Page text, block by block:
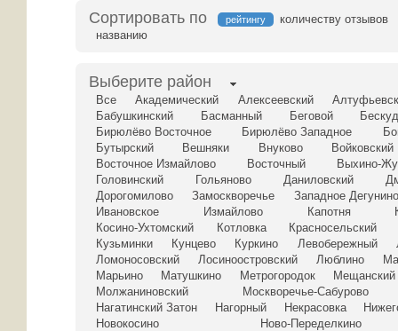
Сортировать по рейтингу
количеству отзывов
названию
Выберите район
Все Академический Алексеевский
Бабушкинский
Басманный Беговой
Бирюлёво Восточное
Бирюлёво Западное
Бутырский
Вешняки Внуково
Войковский
Восточное Измайлово
Восточный
Выхино-
Головинский
Гольяново Даниловский
Дорогомилово
Замоскворечье
Западное Дегунино
Ивановское
Измайлово Капотня
Косино-Ухтомский
Котловка
Красносельский
Кузьминки
Кунцево Куркино Левобережный
Ломоносовский
Лосиноостровский Люблино
Марьино
Матушкино Метрогородок
Мещанский
Молжаниновский
Москворечье-Сабурово
Нагатинский Затон
Нагорный Некрасовка
Новокосино
Ново-Переделкино